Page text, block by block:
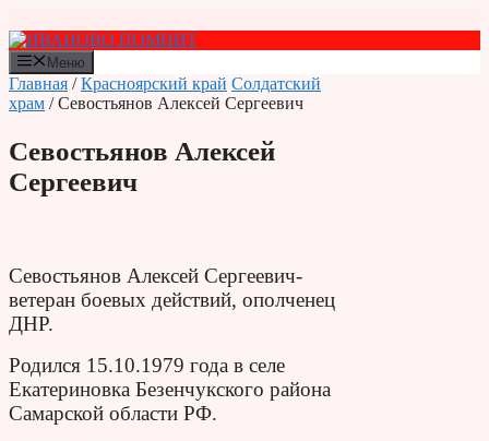
к
содержимому
Меню
Главная /Красноярский край Солдатский
храм / Севостьянов Алексей Сергеевич
Севостьянов Алексей
Сергеевич
Севостьянов Алексей Сергеевич-
ветеран боевых действий, ополченец
ДНР.
Родился 15.10.1979 года в селе
Екатериновка Безенчукского района
Самарской области РФ.